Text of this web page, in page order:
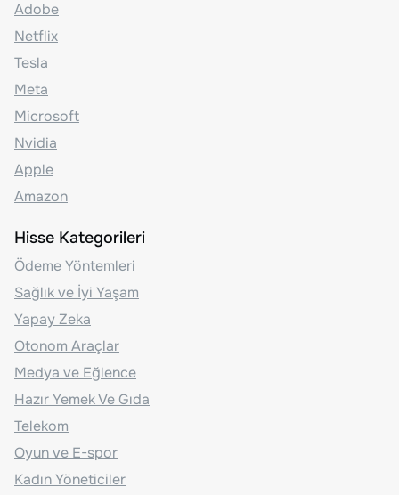
Adobe
Netflix
Tesla
Meta
Microsoft
Nvidia
Apple
Amazon
Hisse Kategorileri
Ödeme Yöntemleri
Sağlık ve İyi Yaşam
Yapay Zeka
Otonom Araçlar
Medya ve Eğlence
Hazır Yemek Ve Gıda
Telekom
Oyun ve E-spor
Kadın Yöneticiler